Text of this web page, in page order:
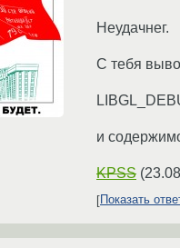
Неудачнег.
С тебя
и
KPSS (
Показать